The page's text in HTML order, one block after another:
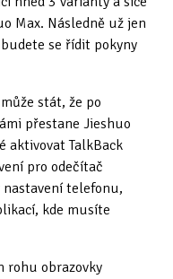
Max. Následně už jen
se řídit pokyny
stát, že po
přestane Jieshuo
aktivovat TalkBack
pro odečítač
nastavení telefonu,
kde musíte
rohu obrazovky